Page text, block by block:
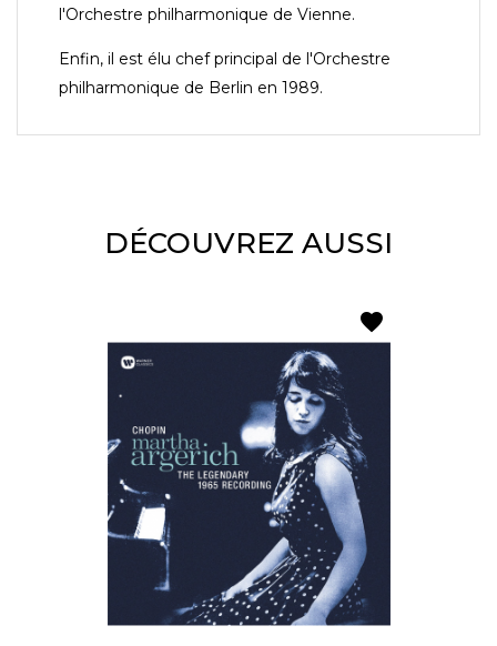
l'Orchestre philharmonique de Vienne.
Enfin, il est élu chef principal de l'Orchestre
philharmonique de Berlin en 1989.
DÉCOUVREZ AUSSI
favorite